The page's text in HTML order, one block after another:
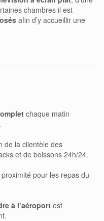
chambres il est
afin d’y accueillir une
chaque matin
de la clientèle des
et de boissons 24h/24.
pour les repas du
à l’aéroport est